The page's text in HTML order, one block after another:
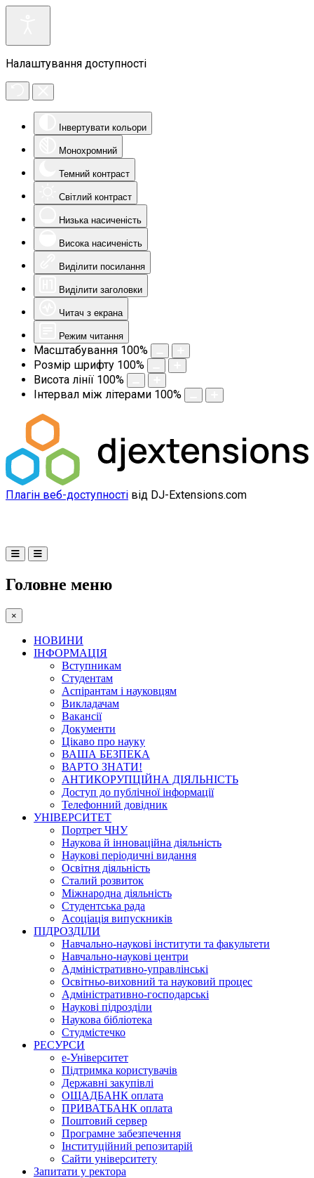
Налаштування доступності
Інвертувати кольори
Монохромний
Темний контраст
Світлий контраст
Низька насиченість
Висока насиченість
Виділити посилання
Виділити заголовки
Читач з екрана
Режим читання
Масштабування 100%
Розмір шрифту 100%
Висота лінії 100%
Інтервал між літерами 100%
Плагін веб-доступності від DJ-Extensions.com
Головне меню
×
НОВИНИ
ІНФОРМАЦІЯ
Вступникам
Студентам
Аспірантам і науковцям
Викладачам
Вакансії
Документи
Цікаво про науку
ВАША БЕЗПЕКА
ВАРТО ЗНАТИ!
АНТИКОРУПЦІЙНА ДІЯЛЬНІСТЬ
Доступ до публічної інформації
Телефонний довідник
УНІВЕРСИТЕТ
Портрет ЧНУ
Наукова й інноваційна діяльність
Наукові періодичні видання
Освітня діяльність
Сталий розвиток
Міжнародна діяльність
Студентська рада
Асоціація випускників
ПІДРОЗДІЛИ
Навчально-наукові інститути та факультети
Навчально-наукові центри
Адміністративно-управлінські
Освітньо-виховний та науковий процес
Адміністративно-господарські
Наукові підрозділи
Наукова бібліотека
Студмістечко
РЕСУРСИ
е-Університет
Підтримка користувачів
Державні закупівлі
ОЩАДБАНК оплата
ПРИВАТБАНК оплата
Поштовий сервер
Програмне забезпечення
Інституційний репозитарій
Сайти університету
Запитати у ректора